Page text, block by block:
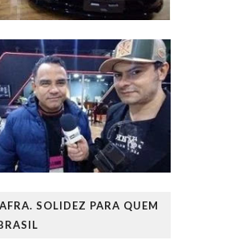
SOLIDEZ PARA QUEM